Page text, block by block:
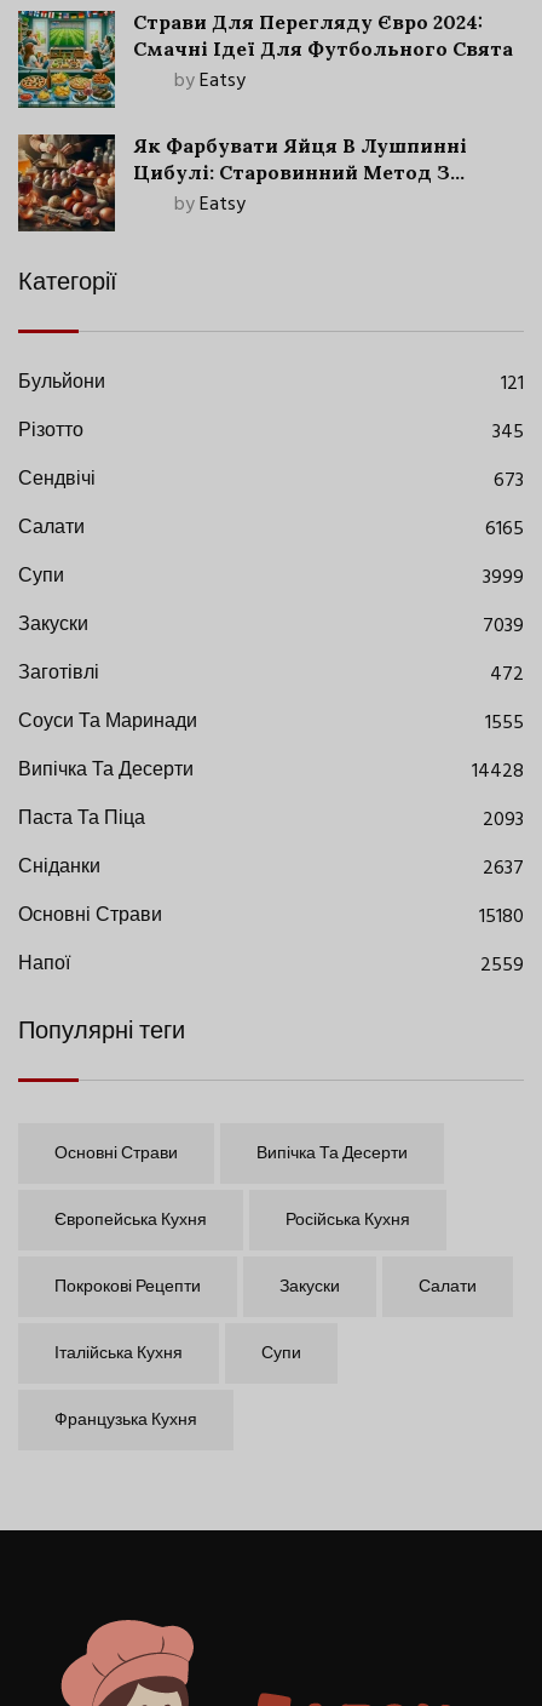
Страви Для Перегляду Євро 2024:
Смачні Ідеї Для Футбольного Свята
byEatsy
Як Фарбувати Яйця В Лушпинні
Цибулі: Старовинний Метод З
Сучасними Нюансами
byEatsy
Категорії
Бульйони
121
Різотто
345
Сендвічі
673
Салати
6165
Супи
3999
Закуски
7039
Заготівлі
472
Соуси Та Маринади
1555
Випічка Та Десерти
14428
Паста Та Піца
2093
Сніданки
2637
Основні Страви
15180
Напої
2559
Популярні теги
Основні Страви Випічка Та Десерти
Європейська Кухня Російська Кухня
Покрокові Рецепти Закуски Салати
Італійська Кухня Супи
Французька Кухня